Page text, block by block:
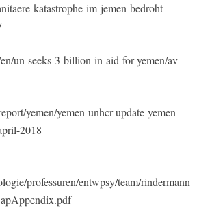
katastrophe-im-jemen-bedroht-
un-seeks-3-billion-in-aid-for-yemen/av-
yemen/yemen-unhcr-update-yemen-
2018
professuren/entwpsy/team/rindermann